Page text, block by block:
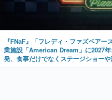
『FNaF』「フレディ・ファズベア
業施設「American Dream」に2027
発、食事だけでなくステージショー